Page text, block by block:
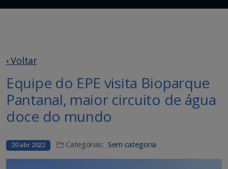
‹ Voltar
Equipe do EPE visita Bioparque
Pantanal, maior circuito de água
doce do mundo
20 abr 2022 Categorias: Sem categoria